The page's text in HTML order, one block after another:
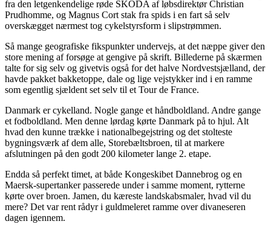
fra den letgenkendelige røde SKODA af løbsdirektør Christian
Prudhomme, og Magnus Cort stak fra spids i en fart så selv
overskægget nærmest tog cykelstyrsform i slipstrømmen.
Så mange geografiske fikspunkter undervejs, at det næppe giver den
store mening af forsøge at gengive på skrift. Billederne på skærmen
talte for sig selv og givetvis også for det halve Nordvestsjælland, der
havde pakket bakketoppe, dale og lige vejstykker ind i en ramme
som egentlig sjældent set selv til et Tour de France.
Danmark er cykelland. Nogle gange et håndboldland. Andre gange
et fodboldland. Men denne lørdag kørte Danmark på to hjul. Alt
hvad den kunne trække i nationalbegejstring og det stolteste
bygningsværk af dem alle, Storebæltsbroen, til at markere
afslutningen på den godt 200 kilometer lange 2. etape.
Endda så perfekt timet, at både Kongeskibet Dannebrog og en
Maersk-supertanker passerede under i samme moment, rytterne
kørte over broen. Jamen, du kæreste landskabsmaler, hvad vil du
mere? Det var rent rådyr i guldmeleret ramme over divaneseren
dagen igennem.